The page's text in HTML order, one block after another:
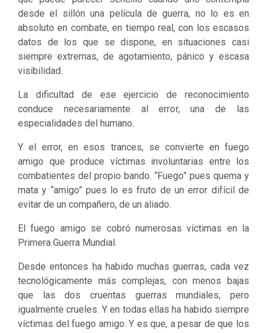
desde el sillón una película de guerra, no lo es en
absoluto en combate, en tiempo real, con los escasos
datos de los que se dispone, en situaciones casi
siempre extremas, de agotamiento, pánico y escasa
visibilidad.
La dificultad de ese ejercicio de reconocimiento
conduce necesariamente al error, una de las
especialidades del humano.
Y el error, en esos trances, se convierte en fuego
amigo que produce víctimas involuntarias entre los
combatientes del propio bando. “Fuego” pues quema y
mata y “amigo” pues lo es fruto de un error difícil de
evitar de un compañero, de un aliado.
El fuego amigo se cobró numerosas víctimas en la
Primera Guerra Mundial.
Desde entonces ha habido muchas guerras, cada vez
tecnológicamente más complejas, con menos bajas
que las dos cruentas guerras mundiales, pero
igualmente crueles. Y en todas ellas ha habido siempre
víctimas del fuego amigo. Y es que, a pesar de que los